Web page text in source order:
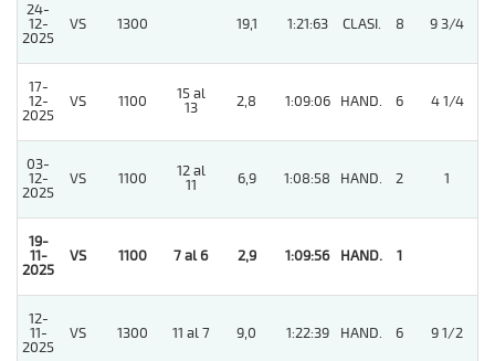
24-
12-
2025
VS 1300 19,1 1:21:63 CLASI. 8 9 3/4
17-
12-
2025
VS 1100
15 al
13
2,8 1:09:06 HAND. 6 4 1/4
03-
12-
2025
VS 1100
12 al
11
6,9 1:08:58 HAND. 2 1
19-
11-
2025
VS 1100 7 al 6 2,9 1:09:56 HAND. 1
12-
11-
2025
VS 1300 11 al 7 9,0 1:22:39 HAND. 6 9 1/2